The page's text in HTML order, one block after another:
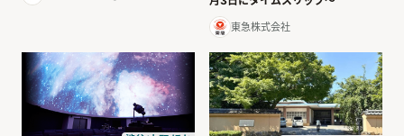
東急株式会社